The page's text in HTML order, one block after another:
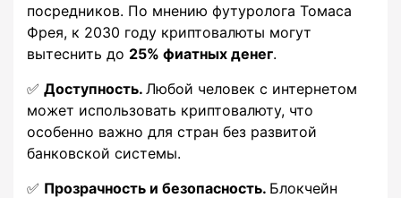
посредников. По мнению футуролога Томаса
Фрея, к 2030 году криптовалюты могут
вытеснить до 25% фиатных денег.
✅ Доступность. Любой человек с интернетом
может использовать криптовалюту, что
особенно важно для стран без развитой
банковской системы.
✅ Прозрачность и безопасность. Блокчейн